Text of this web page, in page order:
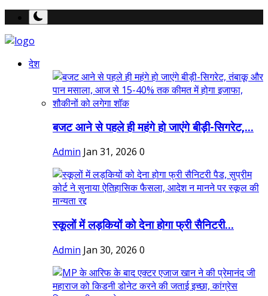
देश
बजट आने से पहले ही महंगे हो जाएंगे बीड़ी-सिगरेट,...
Admin Jan 31, 2026 0
स्कूलों में लड़कियों को देना होगा फ्री सैनिटरी...
Admin Jan 30, 2026 0